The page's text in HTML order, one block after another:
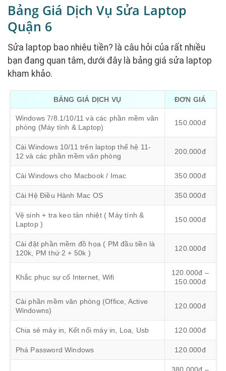
Bảng Giá Dịch Vụ Sửa Laptop
Quận 6
Sửa laptop bao nhiêu tiền? là câu hỏi của rất nhiều
bạn đang quan tâm, dưới đây là bảng giá sửa laptop
kham khảo.
BẢNG GIÁ DỊCH VỤ ĐƠN GIÁ
Windows 7/8.1/10/11 và các phần mềm văn
phòng (Máy tính & Laptop)
150.000đ
Cài Windows 10/11 trên laptop thế hệ 11-
12 và các phần mềm văn phòng
200.000đ
Cài Windows cho Macbook / Imac 350.000đ
Cài Hệ Điều Hành Mac OS 350.000đ
Vệ sinh + tra keo tản nhiệt ( Máy tính &
Laptop )
150.000đ
Cài đặt phần mềm đồ họa ( PM đầu tiền là
120k, PM thứ 2 + 50k )
120.000đ
Khắc phục sự cố Internet, Wifi
120.000đ –
150.000đ
Cài phần mềm văn phòng (Office, Active
Windowns)
120.000đ
Chia sẻ máy in, Kết nối máy in, Loa, Usb 120.000đ
Phá Password Windows 120.000đ